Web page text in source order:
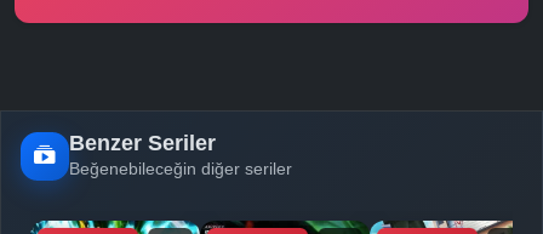
Benzer Seriler
Beğenebileceğin diğer seriler